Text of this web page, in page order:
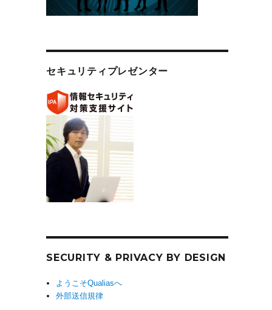
セキュリティプレゼンター
SECURITY & PRIVACY BY DESIGN
ようこそQualiasへ
外部送信規律